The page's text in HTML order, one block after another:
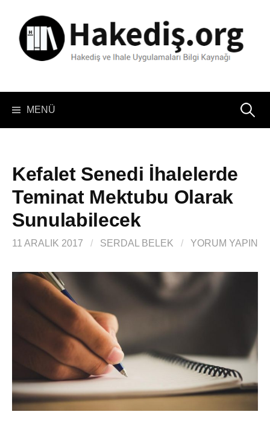
MENÜ Arama:
Kefalet Senedi İhalelerde
Teminat Mektubu Olarak
Sunulabilecek
11 ARALIK 2017 / SERDAL BELEK / YORUM YAPIN